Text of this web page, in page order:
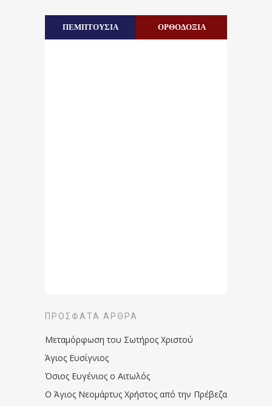
ΠΕΜΠΤΟΥΣΙΑ ΟΡΘΟΔΟΞΙΑ
ΠΡΌΣΦΑΤΑ ΆΡΘΡΑ
Μεταμόρφωση του Σωτήρος Χριστού
Άγιος Ευσίγνιος
Όσιος Ευγένιος ο Αιτωλός
Ο Άγιος Νεομάρτυς Χρήστος από την Πρέβεζα